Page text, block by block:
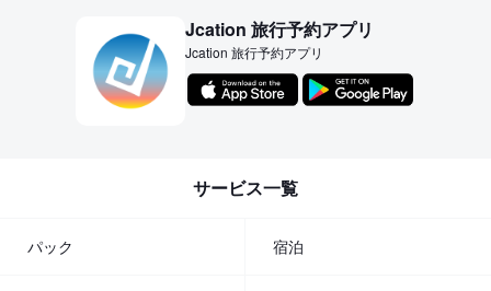
Jcation 旅行予約アプリ
Jcation 旅行予約アプリ
サービス一覧
パック 宿泊